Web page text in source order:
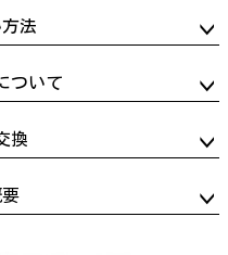
法
ついて
換